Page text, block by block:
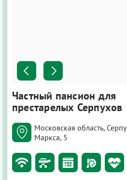
Частный пансион для
престарелых Серпухов
Московская область,
Маркса, 5